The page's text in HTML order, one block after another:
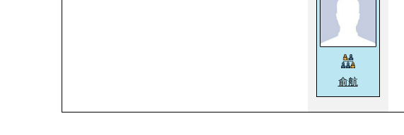
俞航